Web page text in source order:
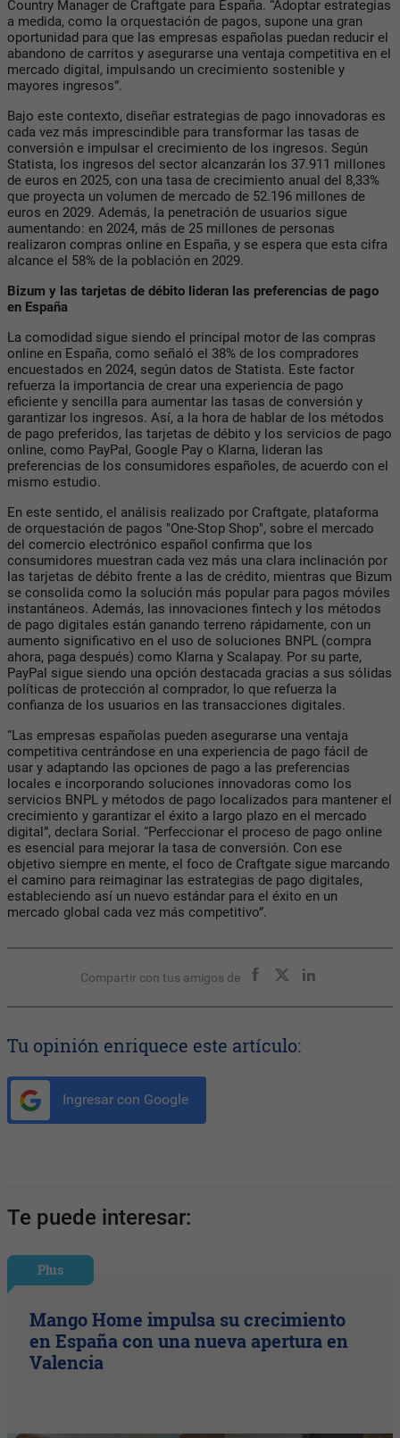
Country Manager de Craftgate para España. “Adoptar estrategias
a medida, como la orquestación de pagos, supone una gran
oportunidad para que las empresas españolas puedan reducir el
abandono de carritos y asegurarse una ventaja competitiva en el
mercado digital, impulsando un crecimiento sostenible y
mayores ingresos”.
Bajo este contexto, diseñar estrategias de pago innovadoras es
cada vez más imprescindible para transformar las tasas de
conversión e impulsar el crecimiento de los ingresos. Según
Statista, los ingresos del sector alcanzarán los 37.911 millones
de euros en 2025, con una tasa de crecimiento anual del 8,33%
que proyecta un volumen de mercado de 52.196 millones de
euros en 2029. Además, la penetración de usuarios sigue
aumentando: en 2024, más de 25 millones de personas
realizaron compras online en España, y se espera que esta cifra
alcance el 58% de la población en 2029.
Bizum y las tarjetas de débito lideran las preferencias de pago
en España
La comodidad sigue siendo el principal motor de las compras
online en España, como señaló el 38% de los compradores
encuestados en 2024, según datos de Statista. Este factor
refuerza la importancia de crear una experiencia de pago
eficiente y sencilla para aumentar las tasas de conversión y
garantizar los ingresos. Así, a la hora de hablar de los métodos
de pago preferidos, las tarjetas de débito y los servicios de pago
online, como PayPal, Google Pay o Klarna, lideran las
preferencias de los consumidores españoles, de acuerdo con el
mismo estudio.
En este sentido, el análisis realizado por Craftgate, plataforma
de orquestación de pagos "One-Stop Shop", sobre el mercado
del comercio electrónico español confirma que los
consumidores muestran cada vez más una clara inclinación por
las tarjetas de débito frente a las de crédito, mientras que Bizum
se consolida como la solución más popular para pagos móviles
instantáneos. Además, las innovaciones fintech y los métodos
de pago digitales están ganando terreno rápidamente, con un
aumento significativo en el uso de soluciones BNPL (compra
ahora, paga después) como Klarna y Scalapay. Por su parte,
PayPal sigue siendo una opción destacada gracias a sus sólidas
políticas de protección al comprador, lo que refuerza la
confianza de los usuarios en las transacciones digitales.
“Las empresas españolas pueden asegurarse una ventaja
competitiva centrándose en una experiencia de pago fácil de
usar y adaptando las opciones de pago a las preferencias
locales e incorporando soluciones innovadoras como los
servicios BNPL y métodos de pago localizados para mantener el
crecimiento y garantizar el éxito a largo plazo en el mercado
digital”, declara Sorial. “Perfeccionar el proceso de pago online
es esencial para mejorar la tasa de conversión. Con ese
objetivo siempre en mente, el foco de Craftgate sigue marcando
el camino para reimaginar las estrategias de pago digitales,
estableciendo así un nuevo estándar para el éxito en un
mercado global cada vez más competitivo”.
Compartir con tus amigos de
Tu opinión enriquece este artículo:
Ingresar con Google
Te puede interesar:
Plus
Mango Home impulsa su crecimiento
en España con una nueva apertura en
Valencia